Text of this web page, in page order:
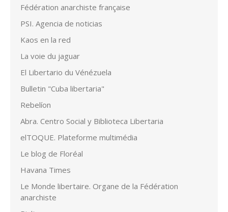
Fédération anarchiste française
PSI. Agencia de noticias
Kaos en la red
La voie du jaguar
El Libertario du Vénézuela
Bulletin "Cuba libertaria"
Rebelíon
Abra. Centro Social y Biblioteca Libertaria
elTOQUE. Plateforme multimédia
Le blog de Floréal
Havana Times
Le Monde libertaire. Organe de la Fédération
anarchiste